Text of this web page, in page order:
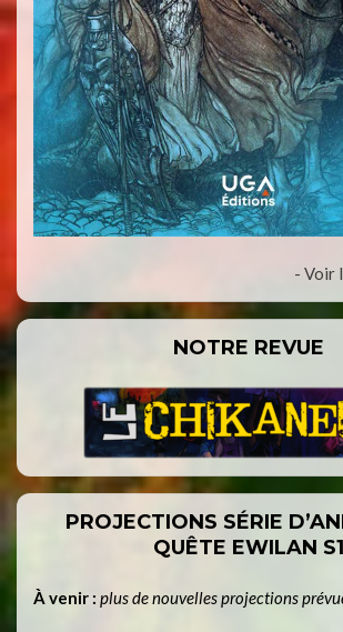
- Voir
NOTRE REVUE
PROJECTIONS SÉRIE
QUÊTE EWILAN S1
À venir : plus de nouvelles projections